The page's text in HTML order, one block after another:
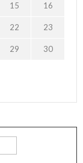
15 16
22 23
29 30